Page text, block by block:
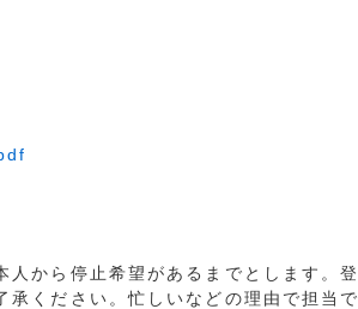
人から停止希望があるまでとします。
ください。忙しいなどの理由で担当で